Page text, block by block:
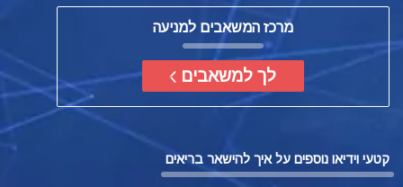
מרכז המשאבים למניעה
לך למשאבים
קטעי וידיאו נוספים על איך להישאר בריאים